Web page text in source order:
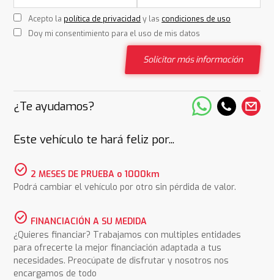
Acepto la política de privacidad y las condiciones de uso
Doy mi consentimiento para el uso de mis datos
Solicitar más información
¿Te ayudamos?
Este vehículo te hará feliz por...
check_circle 2 MESES DE PRUEBA o 1000km
Podrá cambiar el vehículo por otro sin pérdida de valor.
check_circle FINANCIACIÓN A SU MEDIDA
¿Quieres financiar? Trabajamos con multiples entidades
para ofrecerte la mejor financiación adaptada a tus
necesidades. Preocúpate de disfrutar y nosotros nos
encargamos de todo